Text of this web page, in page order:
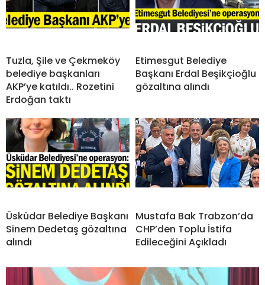
Tuzla, Şile ve Çekmeköy
belediye başkanları
AKP’ye katıldı.. Rozetini
Erdoğan taktı
Etimesgut Belediye
Başkanı Erdal Beşikçioğlu
gözaltına alındı
Üsküdar Belediye Başkanı
Sinem Dedetaş gözaltına
alındı
Mustafa Bak Trabzon’da
CHP’den Toplu İstifa
Edileceğini Açıkladı